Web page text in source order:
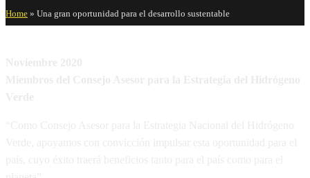
Home » Una gran oportunidad para el desarrollo sustentable